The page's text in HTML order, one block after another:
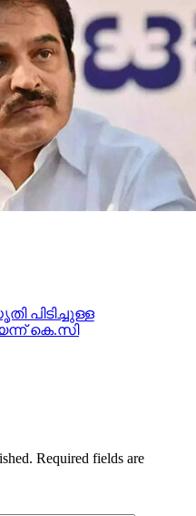
പിടിച്ചുള്ള
കെ.സി
Required fields are